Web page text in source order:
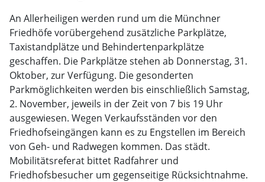
An Allerheiligen werden rund um die Münchner
Friedhöfe vorübergehend zusätzliche Parkplätze,
Taxistandplätze und Behindertenparkplätze
geschaffen. Die Parkplätze stehen ab Donnerstag, 31.
Oktober, zur Verfügung. Die gesonderten
Parkmöglichkeiten werden bis einschließlich Samstag,
2. November, jeweils in der Zeit von 7 bis 19 Uhr
ausgewiesen. Wegen Verkaufsständen vor den
Friedhofseingängen kann es zu Engstellen im Bereich
von Geh- und Radwegen kommen. Das städt.
Mobilitätsreferat bittet Radfahrer und
Friedhofsbesucher um gegenseitige Rücksichtnahme.